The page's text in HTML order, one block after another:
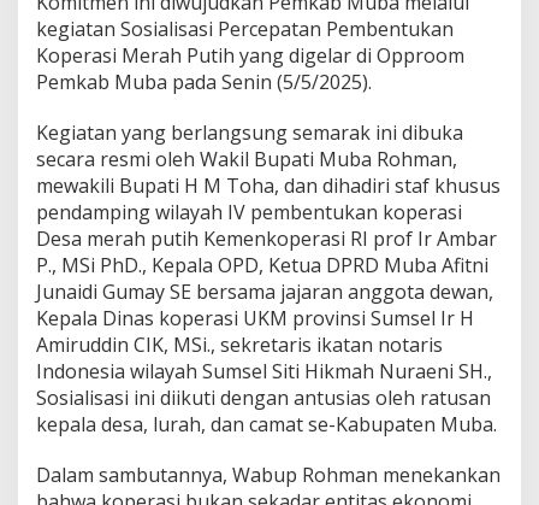
a
S
o
s
l
i
s
a
s
i
P
e
r
c
e
p
a
t
P
kegiatan Sosialisasi Percepatan Pembentukan
Koperasi Merah Putih yang digelar di Opproom
Pemkab Muba pada Senin (5/5/2025).
Kegiatan yang berlangsung semarak ini dibuka
secara resmi oleh Wakil Bupati Muba Rohman,
mewakili Bupati H M Toha, dan dihadiri staf khusus
pendamping wilayah IV pembentukan koperasi
Desa merah putih Kemenkoperasi RI prof Ir Ambar
P., MSi PhD., Kepala OPD, Ketua DPRD Muba Afitni
Junaidi Gumay SE bersama jajaran anggota dewan,
Kepala Dinas koperasi UKM provinsi Sumsel Ir H
Amiruddin CIK, MSi., sekretaris ikatan notaris
Indonesia wilayah Sumsel Siti Hikmah Nuraeni SH.,
Sosialisasi ini diikuti dengan antusias oleh ratusan
kepala desa, lurah, dan camat se-Kabupaten Muba.
Dalam sambutannya, Wabup Rohman menekankan